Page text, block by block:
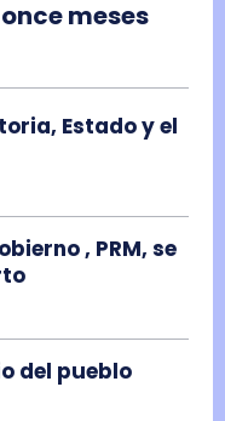
meses
Estado y el
, PRM, se
del pueblo